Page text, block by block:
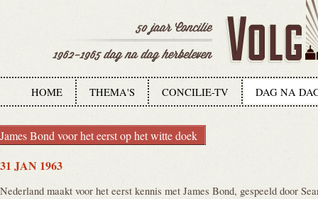
HOME THEMA'S CONCILIE-TV DAG NA
James Bond voor het eerst op het witte doek
31 JAN 1963
Nederland maakt voor het eerst kennis met James Bond, gespeeld door